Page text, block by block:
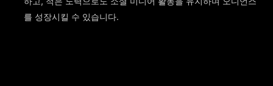
를 성장시킬 수 있습니다.